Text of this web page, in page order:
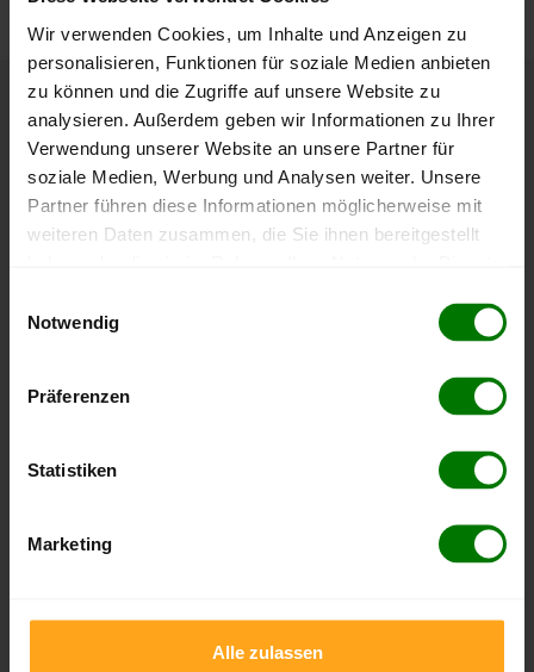
Wir verwenden Cookies, um Inhalte und Anzeigen zu
personalisieren, Funktionen für soziale Medien anbieten
zu können und die Zugriffe auf unsere Website zu
analysieren. Außerdem geben wir Informationen zu Ihrer
Verwendung unserer Website an unsere Partner für
soziale Medien, Werbung und Analysen weiter. Unsere
Partner führen diese Informationen möglicherweise mit
weiteren Daten zusammen, die Sie ihnen bereitgestellt
Notwendig
Präferenzen
Statistiken
Marketing
Alle zulassen
Höchst- und Tiefststände der
Pelletspreise in Bad Ischl
Die Tabelle zeigt dieHöchst- und Tiefststände der
Zeitraum
Tiefststand
07.08.2026
397,00 €
1 Jahr 412,00 €
07.08.2026
305,33 €